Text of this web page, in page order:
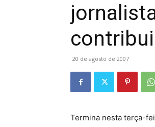
20 de agosto de 2007
Termina nesta terça-